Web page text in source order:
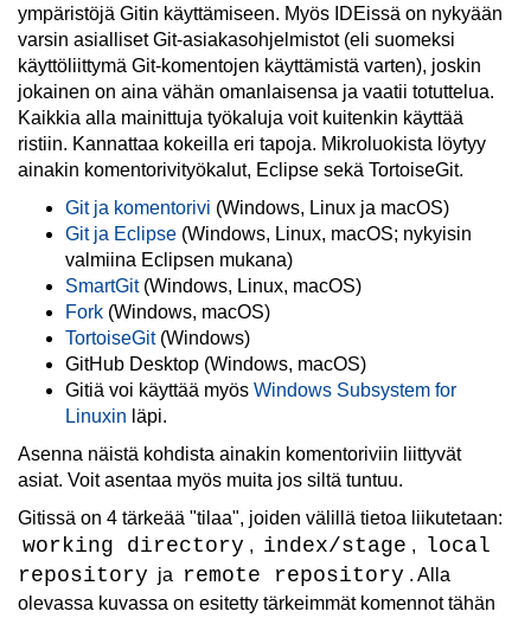
ympäristöjä Gitin käyttämiseen. Myös IDEissä on nykyään
varsin asialliset Git-asiakasohjelmistot (eli suomeksi
käyttöliittymä Git-komentojen käyttämistä varten), joskin
jokainen on aina vähän omanlaisensa ja vaatii totuttelua.
Kaikkia alla mainittuja työkaluja voit kuitenkin käyttää
ristiin. Kannattaa kokeilla eri tapoja. Mikroluokista löytyy
ainakin komentorivityökalut, Eclipse sekä TortoiseGit.
Git ja komentorivi (Windows, Linux ja macOS)
Git ja Eclipse(Windows, Linux, macOS; nykyisin
valmiina Eclipsen mukana)
SmartGit(Windows, Linux, macOS)
Fork(Windows, macOS)
TortoiseGit(Windows)
GitHub Desktop (Windows, macOS)
Gitiä voi käyttää myös Windows Subsystem for
Linuxin läpi.
Asenna näistä kohdista ainakin komentoriviin liittyvät
asiat. Voit asentaa myös muita jos siltä tuntuu.
Gitissä on 4 tärkeää "tilaa", joiden välillä tietoa liikutetaan:
working directory , index/stage ,
local
repository ja remote repository . Alla
olevassa kuvassa on esitetty tärkeimmät komennot tähän